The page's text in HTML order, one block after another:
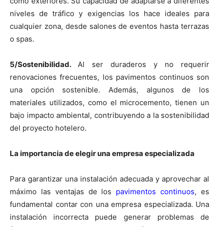
niveles de tráfico y exigencias los hace ideales para
cualquier zona, desde salones de eventos hasta terrazas
o spas.
5/Sostenibilidad. Al ser duraderos y no requerir
renovaciones frecuentes, los pavimentos continuos son
una opción sostenible. Además, algunos de los
materiales utilizados, como el microcemento, tienen un
bajo impacto ambiental, contribuyendo a la sostenibilidad
del proyecto hotelero.
La importancia de elegir una empresa especializada
Para garantizar una instalación adecuada y aprovechar al
máximo las ventajas de los pavimentos continuos, es
fundamental contar con una empresa especializada. Una
instalación incorrecta puede generar problemas de